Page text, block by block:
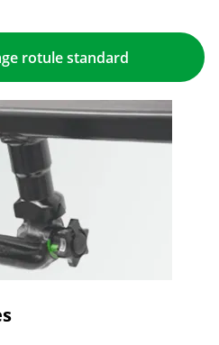
rotule standard